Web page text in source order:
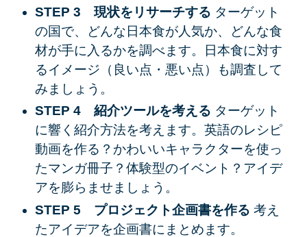
STEP 3 現状をリサーチする ターゲット
の国で、どんな日本食が人気か、どんな食
材が手に入るかを調べます。日本食に対す
るイメージ（良い点・悪い点）も調査して
みましょう。
STEP 4 紹介ツールを考える ターゲット
に響く紹介方法を考えます。英語のレシピ
動画を作る？かわいいキャラクターを使っ
たマンガ冊子？体験型のイベント？アイデ
アを膨らませましょう。
STEP 5 プロジェクト企画書を作る 考え
たアイデアを企画書にまとめます。